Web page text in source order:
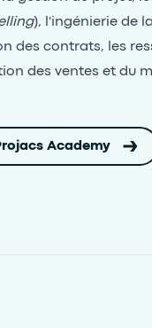
), l'ingénierie de
des contrats, les
des ventes et du
Academy